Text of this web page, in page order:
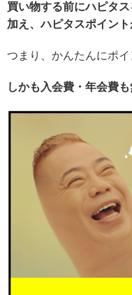
買い物する前にハピタ
加え、ハピタスポイント
つまり、かんたんにポイ
しかも入会費・年会費も